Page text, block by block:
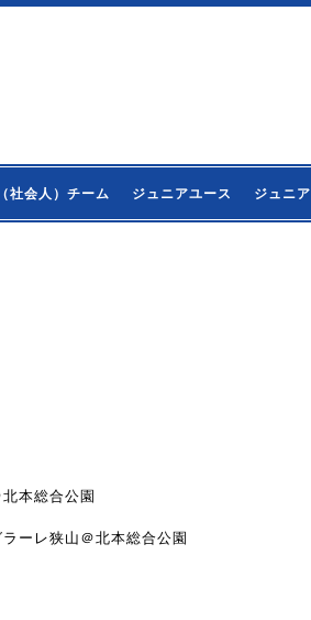
社会人）チーム ジュニアユース ジュニア
本総合公園
ーレ狭山＠北本総合公園